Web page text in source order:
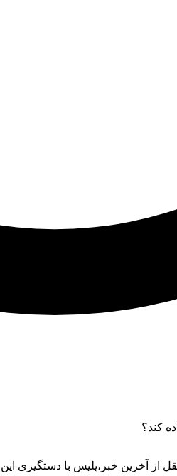
کند؟
از آخرین خبر،پلیس با دستگیری